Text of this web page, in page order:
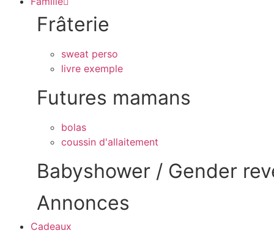
Frâterie
sweat perso
livre exemple
Futures mamans
bolas
coussin d'allaitement
Babyshower / Gender
Annonces
Cadeaux